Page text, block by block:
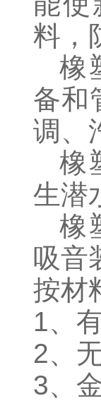
料，
橡
备和
调、
橡
生潜
橡
吸音
按材
1、
2、
3、